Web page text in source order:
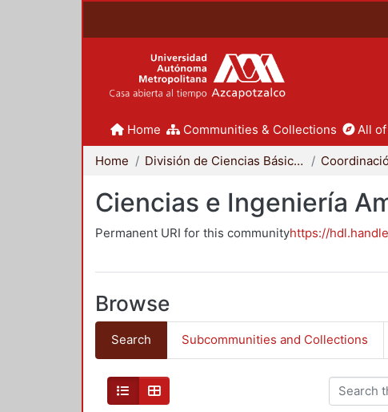
Home Communities & Collections All
Home División de Ciencias Básicas e Ingeniería
Ciencias e Ingeniería
Permanent URI for this communityhttps://
Browse
Search Subcommunities and Collections